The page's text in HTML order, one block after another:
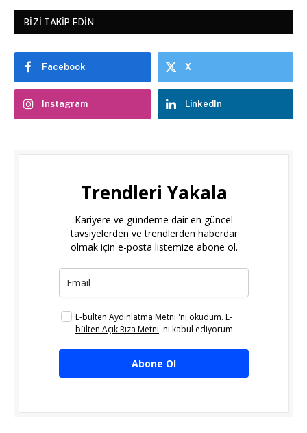
BIZI TAKIP EDIN
Facebook X
Instagram LinkedIn
Trendleri Yakala
Kariyere ve gündeme dair en güncel
tavsiyelerden ve trendlerden haberdar
olmak için e-posta listemize abone ol.
E-bülten Aydınlatma Metni''ni okudum. E-
bülten Açık Rıza Metni''ni kabul ediyorum.
Abone Ol